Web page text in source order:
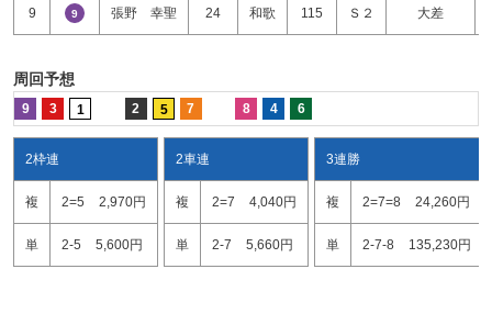
9 9 張野 幸聖 24 和歌 115 Ｓ２ 大差
周回予想
9 3 1 2 5 7 8 4 6
2枠連
複 2=5 2,970円
単 2-5 5,600円
2車連
複 2=7 4,040円
単 2-7 5,660円
3連勝
複 2=7=8 24,260円
単 2-7-8 135,230円